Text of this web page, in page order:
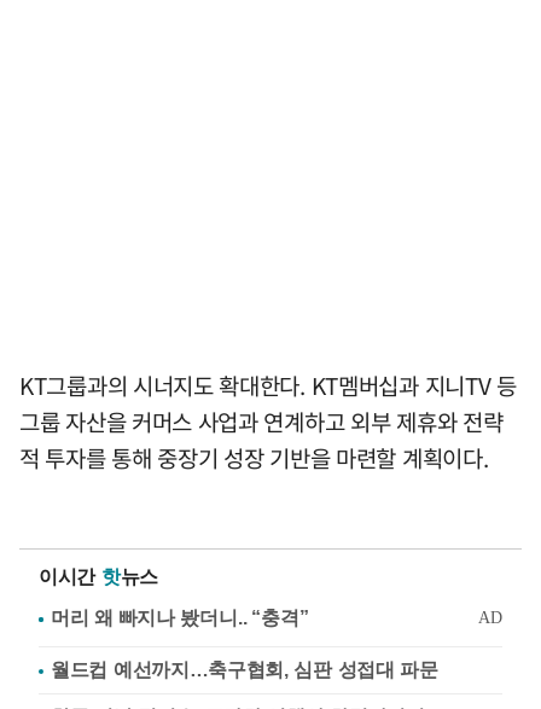
KT그룹과의 시너지도 확대한다. KT멤버십과 지니TV 등
그룹 자산을 커머스 사업과 연계하고 외부 제휴와 전략
적 투자를 통해 중장기 성장 기반을 마련할 계획이다.
이시간 핫뉴스
월드컵 예선까지…축구협회, 심판 성접대 파문